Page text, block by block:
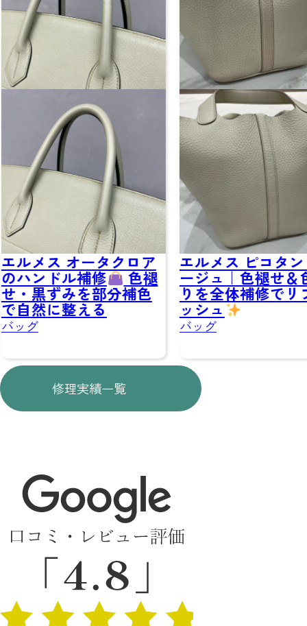
メス オータクロア
ンドル補修 色褪
黒ずみを部分補色
然に整える
グ
エルメス ピコタン
ージュ｜色褪せ＆色
りを全体補修でリフ
ッシュ
バッグ
修理実績一覧